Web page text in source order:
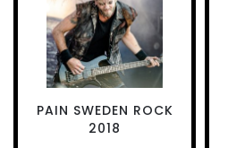
PAIN SWEDEN ROCK
2018